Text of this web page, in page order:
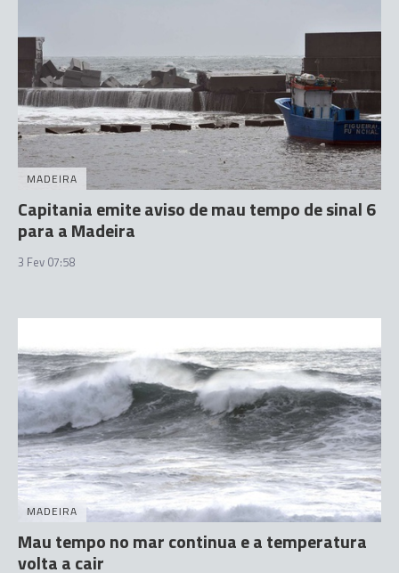
MADEIRA
Capitania emite aviso de mau tempo de sinal 6
para a Madeira
3 Fev 07:58
MADEIRA
Mau tempo no mar continua e a temperatura
volta a cair